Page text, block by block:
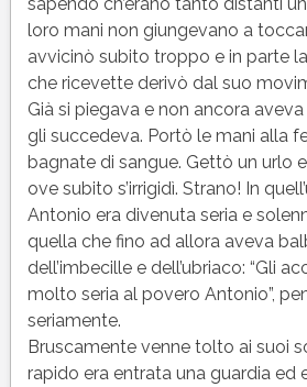
loro mani non giungevano a
avvicinò subito troppo e in parte
che ricevette derivò dal suo
Già si piegava e non ancora
gli succedeva. Portò le mani alla
bagnate di sangue. Gettò un urlo
ove subito s’irrigidì. Strano! In
Antonio era divenuta seria e
quella che fino ad allora aveva
dell’imbecille e dell’ubriaco: “Gli
molto seria al povero Antonio”,
seriamente.
Bruscamente venne tolto ai suoi
rapido era entrata una guardia ed